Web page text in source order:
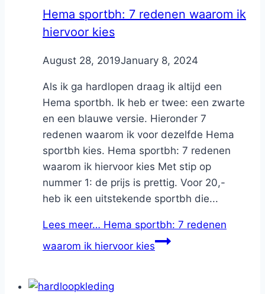
Hema sportbh: 7 redenen waarom ik
hiervoor kies
ByNicole
August 28, 2019January 8, 2024
Als ik ga hardlopen draag ik altijd een
Hema sportbh. Ik heb er twee: een zwarte
en een blauwe versie. Hieronder 7
redenen waarom ik voor dezelfde Hema
sportbh kies. Hema sportbh: 7 redenen
waarom ik hiervoor kies Met stip op
nummer 1: de prijs is prettig. Voor 20,-
heb ik een uitstekende sportbh die...
Lees meer… Hema sportbh: 7 redenen
waarom ik hiervoor kies